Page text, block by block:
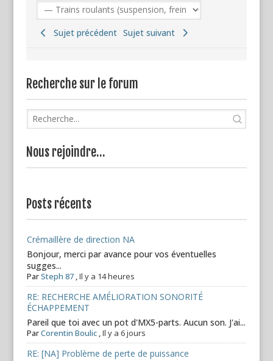
Sujet précédent Sujet suivant
Recherche sur le forum
Nous rejoindre…
Posts récents
Crémaillère de direction NA
Bonjour, merci par avance pour vos éventuelles
sugges...
ParSteph 87, Il y a 14 heures
RE: RECHERCHE AMÉLIORATION SONORITÉ
ÉCHAPPEMENT
Pareil que toi avec un pot d'MX5-parts. Aucun son. J'ai...
ParCorentin Boulic, Il y a 6 jours
RE: [NA] Problème de perte de puissance